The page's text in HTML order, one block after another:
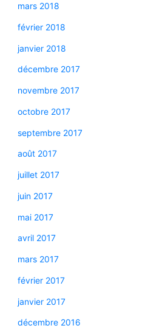
mars 2018
février 2018
janvier 2018
décembre 2017
novembre 2017
octobre 2017
septembre 2017
août 2017
juillet 2017
juin 2017
mai 2017
avril 2017
mars 2017
février 2017
janvier 2017
décembre 2016